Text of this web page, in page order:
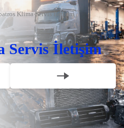
Klima Servis İletişim
Servis İletişim